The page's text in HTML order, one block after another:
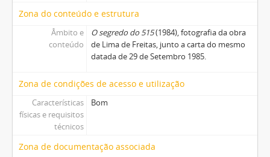
Zona do conteúdo e estrutura
Âmbito e
conteúdo
O segredo do 515(1984), fotografia da obra
de Lima de Freitas, junto a carta do mesmo
datada de 29 de Setembro 1985.
Zona de condições de acesso e utilização
Características
físicas e requisitos
técnicos
Bom
Zona de documentação associada